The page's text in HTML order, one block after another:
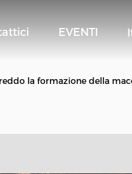
EVENTI
la formazione della